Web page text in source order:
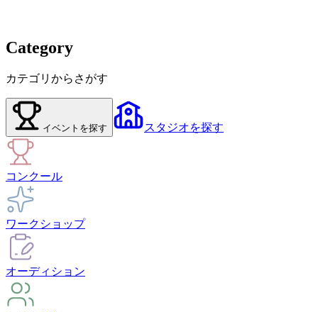
Category
カテゴリからさがす
イベント を探す スタジオを探す
コンクール
ワークショップ
オーディション